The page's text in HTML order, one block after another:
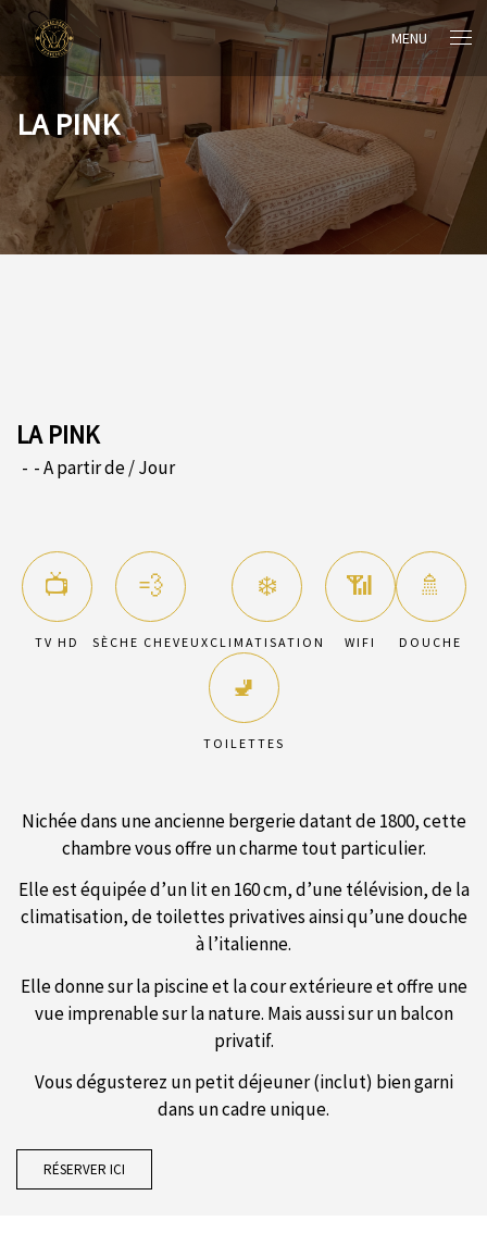
MENU
LA PINK
LA PINK
A partir de/ Jour
📺
TV HD
💨
SÈCHE CHEVEUX
❄️
CLIMATISATION
📶
WIFI
🚿
DOUCHE
🚽
TOILETTES
Nichée dans une ancienne bergerie datant de 1800, cette
chambre vous offre un charme tout particulier.
Elle est équipée d’un lit en 160 cm, d’une télévision, de la
climatisation, de toilettes privatives ainsi qu’une douche
à l’italienne.
Elle donne sur la piscine et la cour extérieure et offre une
vue imprenable sur la nature. Mais aussi sur un balcon
privatif.
Vous dégusterez un petit déjeuner (inclut) bien garni
dans un cadre unique.
RÉSERVER ICI